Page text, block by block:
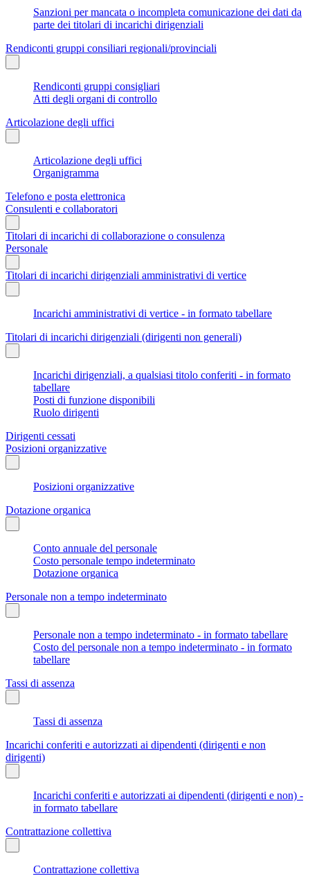
Sanzioni per mancata o incompleta comunicazione dei dati da
parte dei titolari di incarichi dirigenziali
Rendiconti gruppi consiliari regionali/provinciali
Rendiconti gruppi consigliari
Atti degli organi di controllo
Articolazione degli uffici
Articolazione degli uffici
Organigramma
Telefono e posta elettronica
Consulenti e collaboratori
Titolari di incarichi di collaborazione o consulenza
Personale
Titolari di incarichi dirigenziali amministrativi di vertice
Incarichi amministrativi di vertice - in formato tabellare
Titolari di incarichi dirigenziali (dirigenti non generali)
Incarichi dirigenziali, a qualsiasi titolo conferiti - in formato
tabellare
Posti di funzione disponibili
Ruolo dirigenti
Dirigenti cessati
Posizioni organizzative
Posizioni organizzative
Dotazione organica
Conto annuale del personale
Costo personale tempo indeterminato
Dotazione organica
Personale non a tempo indeterminato
Personale non a tempo indeterminato - in formato tabellare
Costo del personale non a tempo indeterminato - in formato
tabellare
Tassi di assenza
Tassi di assenza
Incarichi conferiti e autorizzati ai dipendenti (dirigenti e non
dirigenti)
Incarichi conferiti e autorizzati ai dipendenti (dirigenti e non) -
in formato tabellare
Contrattazione collettiva
Contrattazione collettiva